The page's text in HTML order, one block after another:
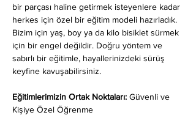
bir parçası haline getirmek isteyenlere kadar
herkes için özel bir eğitim modeli hazırladık.
Bizim için yaş, boy ya da kilo bisiklet sürmek
için bir engel değildir. Doğru yöntem ve
sabırlı bir eğitimle, hayallerinizdeki sürüş
keyfine kavuşabilirsiniz.
Eğitimlerimizin Ortak Noktaları: Güvenli ve
Kişiye Özel Öğrenme